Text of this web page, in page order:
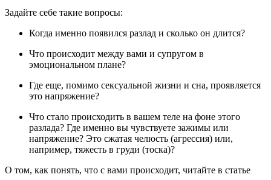
Задайте себе такие вопросы:
Когда именно появился разлад и сколько он длится?
Что происходит между вами и супругом в
эмоциональном плане?
Где еще, помимо сексуальной жизни и сна, проявляется
это напряжение?
Что стало происходить в вашем теле на фоне этого
разлада? Где именно вы чувствуете зажимы или
напряжение? Это сжатая челюсть (агрессия) или,
например, тяжесть в груди (тоска)?
О том, как понять, что с вами происходит, читайте в статье